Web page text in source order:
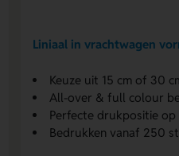
Liniaal in vrachtwagen
Keuze uit 15 cm of 30
All-over & full colour
Perfecte drukpositie
Bedrukken vanaf 250